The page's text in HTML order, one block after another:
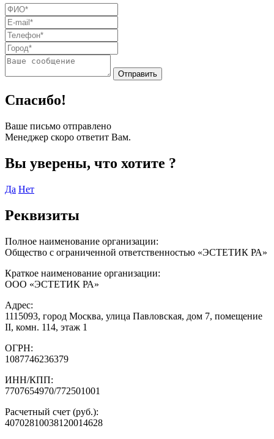
Спасибо!
Ваше письмо отправлено
Менеджер скоро ответит Вам.
Вы уверены, что хотите ?
Да Нет
Реквизиты
Полное наименование организации:
Общество с ограниченной ответственностью «ЭСТЕТИК РА»
Краткое наименование организации:
ООО «ЭСТЕТИК РА»
Адрес:
1115093, город Москва, улица Павловская, дом 7, помещение
II, комн. 114, этаж 1
ОГРН:
1087746236379
ИНН/КПП:
7707654970/772501001
Расчетный счет (руб.):
40702810038120014628